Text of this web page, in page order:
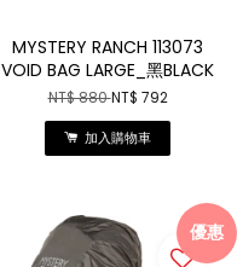
MYSTERY RANCH 113073
VOID BAG LARGE_黑BLACK
NT$ 880NT$ 792
加入購物車
優惠